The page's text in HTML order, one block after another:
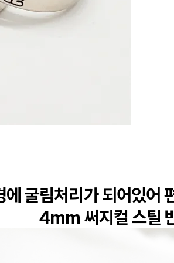
에 굴림처리가 되어있어
4mm 써지컬 스틸